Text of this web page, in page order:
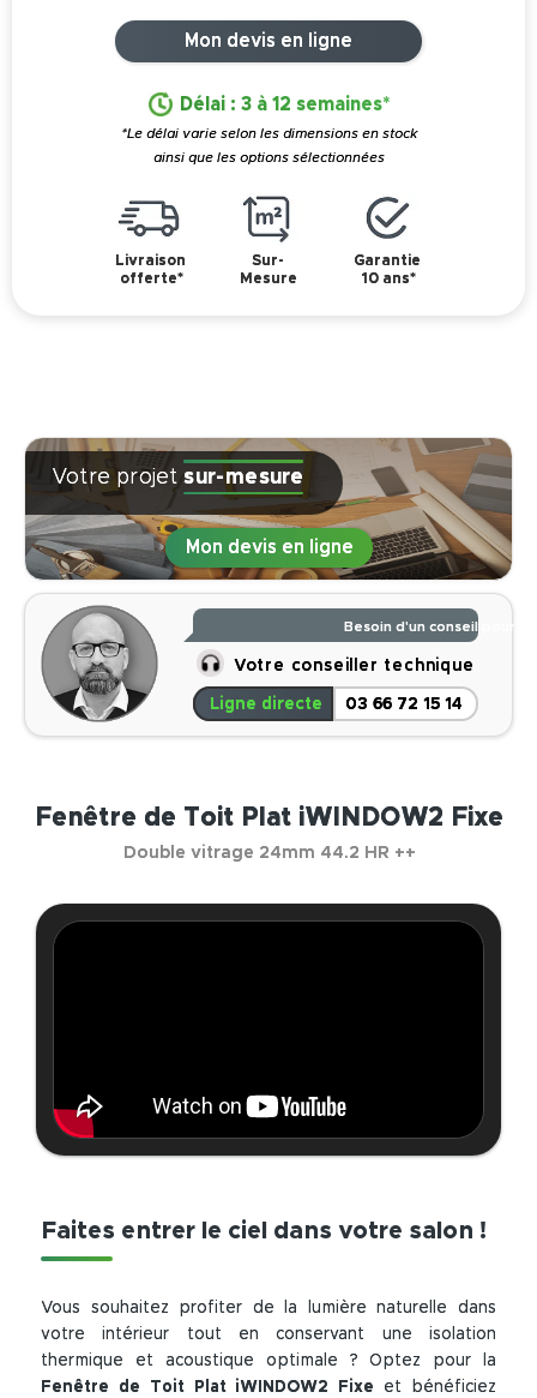
Mon devis en ligne
Délai : 3 à 12 semaines*
*Le délai varie selon les dimensions en stock
ainsi que les options sélectionnées
Livraison
offerte*
Sur-
Mesure
Garantie
10 ans*
Votre projetsur-mesure
Mon devis en ligne
Je réponds à toutes vos
Votre conseiller technique
Ligne directe 03 66 72 15 14
Fenêtre de Toit Plat iWINDOW2 Fixe
Double vitrage 24mm 44.2 HR ++
Faites entrer le ciel dans votre salon !
Vous souhaitez profiter de la lumière naturelle dans
votre intérieur tout en conservant une isolation
thermique et acoustique optimale ? Optez pour la
Fenêtre de Toit Plat iWINDOW2 Fixe et bénéficiez